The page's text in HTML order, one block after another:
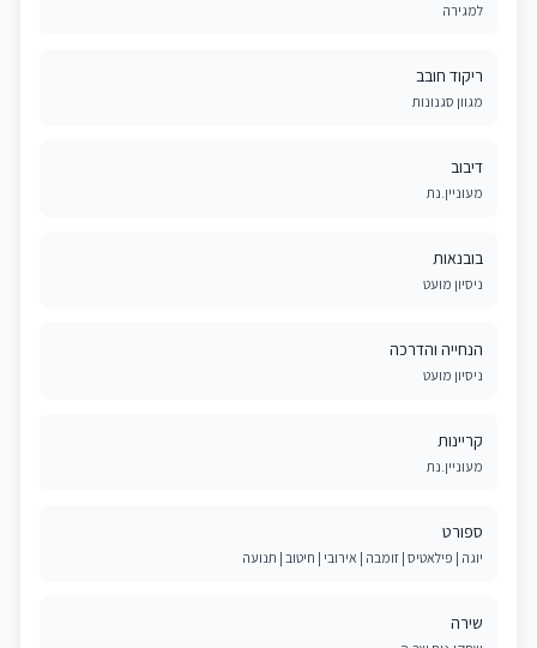
למגירה
ריקוד חובב
מגוון סגנונות
דיבוב
מעוניין.נת
בובנאות
ניסיון מועט
הנחייה והדרכה
ניסיון מועט
קריינות
מעוניין.נת
ספורט
יוגה | פילאטיס | זומבה | אירובי | חיטוב | תנועה
שירה